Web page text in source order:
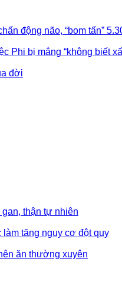
động não, “bom tấn”
Phi bị mắng “không biết
đời
thận tự nhiên
làm tăng nguy cơ đột quỵ
ăn thường xuyên